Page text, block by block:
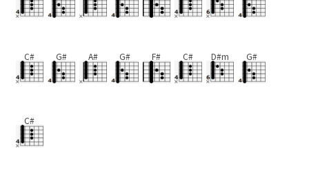
C# G# A# G# F# C# D#m G#
C#